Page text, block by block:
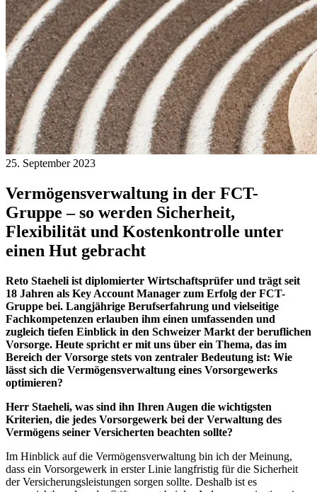
25. September 2023
Vermögensverwaltung in der FCT-
Gruppe – so werden Sicherheit,
Flexibilität und Kostenkontrolle unter
einen Hut gebracht
Reto Staeheli ist diplomierter Wirtschaftsprüfer und trägt seit
18 Jahren als Key Account Manager zum Erfolg der FCT-
Gruppe bei. Langjährige Berufserfahrung und vielseitige
Fachkompetenzen erlauben ihm einen umfassenden und
zugleich tiefen Einblick in den Schweizer Markt der beruflichen
Vorsorge. Heute spricht er mit uns über ein Thema, das im
Bereich der Vorsorge stets von zentraler Bedeutung ist: Wie
lässt sich die Vermögensverwaltung eines Vorsorgewerks
optimieren?
Herr Staeheli, was sind ihn Ihren Augen die wichtigsten
Kriterien, die jedes Vorsorgewerk bei der Verwaltung des
Vermögens seiner Versicherten beachten sollte?
Im Hinblick auf die Vermögensverwaltung bin ich der Meinung,
dass ein Vorsorgewerk in erster Linie langfristig für die Sicherheit
der Versicherungsleistungen sorgen sollte. Deshalb ist es